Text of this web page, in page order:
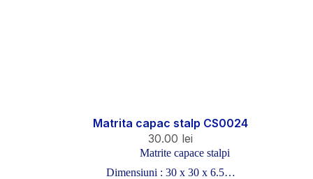
Matrita capac stalp CS0024
30.00 lei
Matrite capace stalpi
Dimensiuni : 30 x 30 x 6.5…